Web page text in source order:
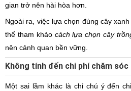
gian trở nên hài hòa hơn.
Ngoài ra, việc lựa chọn đúng cây
thể tham khảo cách lựa chọn cây
nên cảnh quan bền vững.
Không tính đến chi phí chăm sóc
Một sai lầm khác là chỉ chú ý đến